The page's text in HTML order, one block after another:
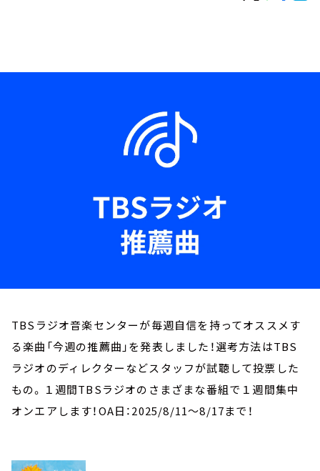
トピックス
イベント・グッズ
TBSラジオ音楽センターが毎週自信を持ってオススメす
る楽曲「今週の推薦曲」を発表しました！選考方法はTBS
ラジオのディレクターなどスタッフが試聴して投票した
もの。１週間TBSラジオのさまざまな番組で１週間集中
オンエアします！OA日：2025/8/11～8/17まで！